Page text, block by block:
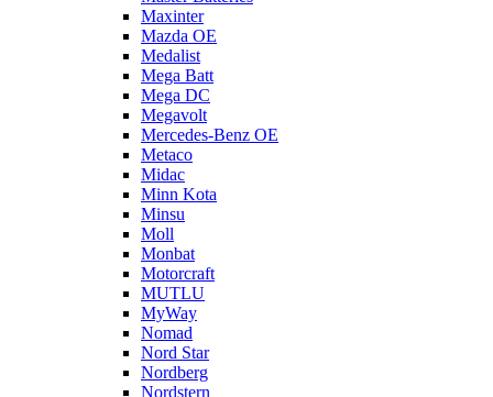
Maxinter
Mazda OE
Medalist
Mega Batt
Mega DC
Megavolt
Mercedes-Benz OE
Metaco
Midac
Minn Kota
Minsu
Moll
Monbat
Motorcraft
MUTLU
MyWay
Nomad
Nord Star
Nordberg
Nordstern